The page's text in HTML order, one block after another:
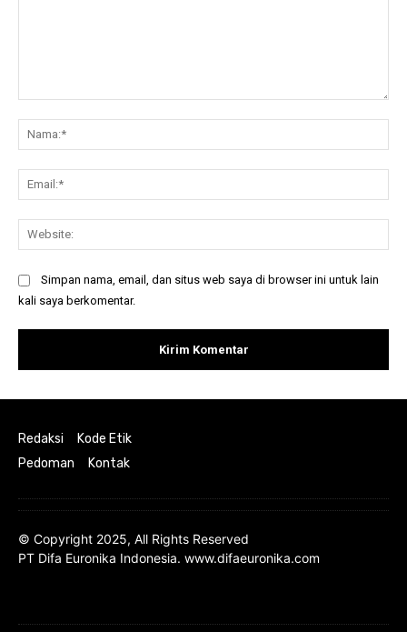
Simpan nama, email, dan situs web saya di browser ini untuk lain
kali saya berkomentar.
Redaksi
Kode Etik
Pedoman
Kontak
© Copyright 2025, All Rights Reserved
PT Difa Euronika Indonesia. www.difaeuronika.com